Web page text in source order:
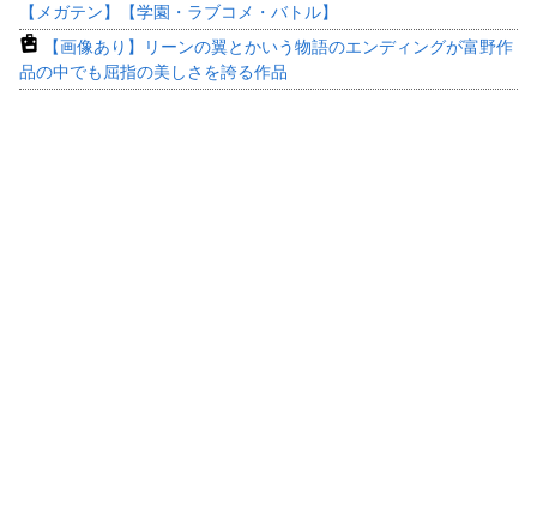
【メガテン】【学園・ラブコメ・バトル】
【画像あり】リーンの翼とかいう物語のエンディングが富野作
品の中でも屈指の美しさを誇る作品